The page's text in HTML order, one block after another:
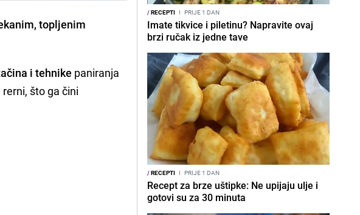
topljenim
i tehnike paniranja
što ga čini
/RECEPTI I PRIJE 1 DAN
Imate tikvice i piletinu? Napravite ovaj
brzi ručak iz jedne tave
/RECEPTI I PRIJE 1 DAN
Recept za brze uštipke: Ne upijaju ulje i
gotovi su za 30 minuta